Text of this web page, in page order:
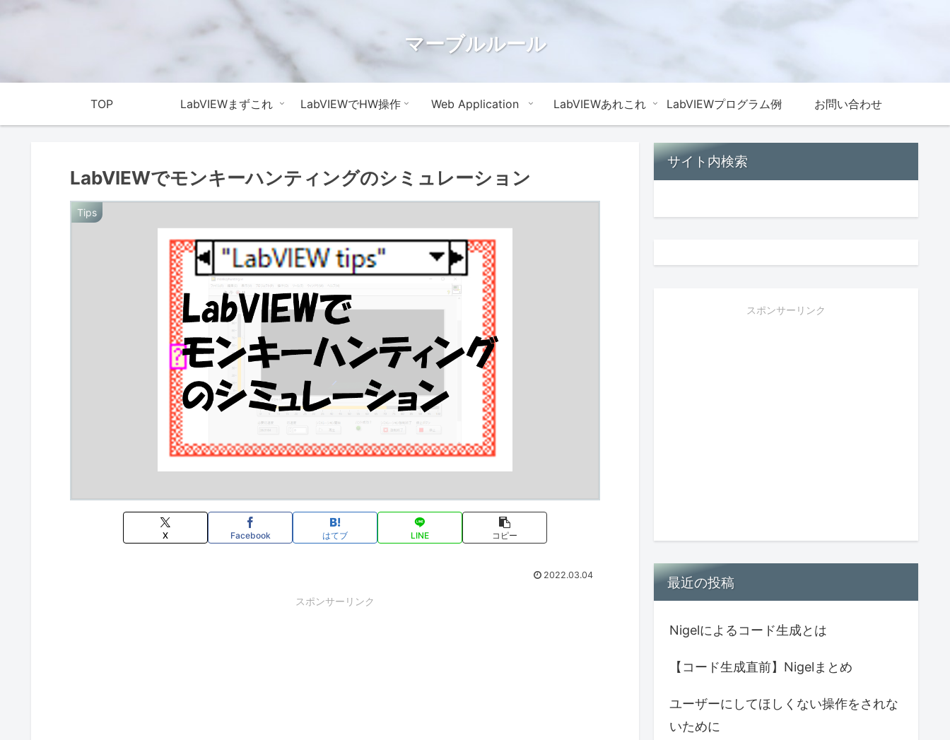
マーブルルール
TOP LabVIEWまずこれ LabVIEWでHW操作 Web Application LabVIEWあれこれ LabVIEWプログラム例 お問い合わせ
LabVIEWでモンキーハンティングのシミュレーション
Tips
X Facebook はてブ LINE コピー
2022.03.04
スポンサーリンク
サイト内検索
スポンサーリンク
最近の投稿
Nigelによるコード生成とは
【コード生成直前】Nigelまとめ
ユーザーにしてほしくない操作をされな
いために